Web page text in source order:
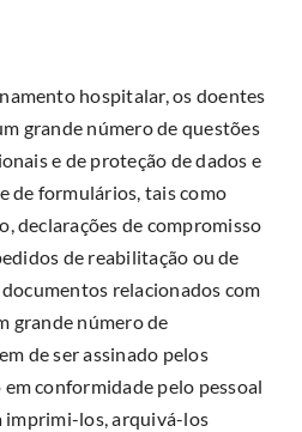
hospitalar, os doentes
grande número de questões
e de proteção de dados e
de formulários, tais como
declarações de compromisso
de reabilitação ou de
relacionados com
grande número de
de ser assinado pelos
conformidade pelo pessoal
imprimi-los, arquivá-los